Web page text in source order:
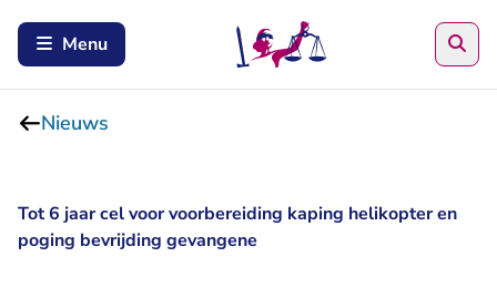
Menu
Nieuws
Tot 6 jaar cel voor voorbereiding kaping helikopter en
poging bevrijding gevangene